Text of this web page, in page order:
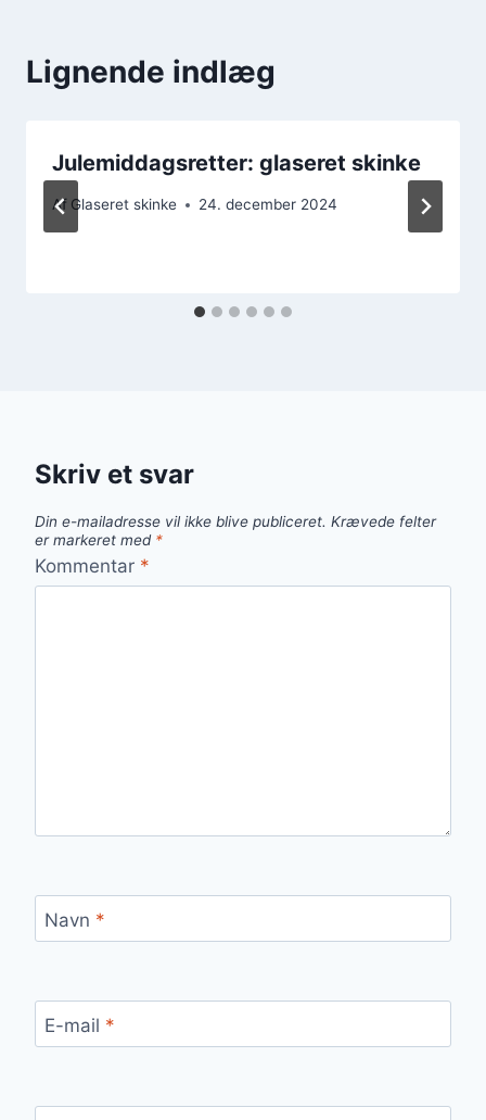
Lignende indlæg
Julemiddagsretter: glaseret skinke
Af Glaseret skinke 24. december 2024
Skriv et svar
Din e-mailadresse vil ikke blive publiceret. Krævede felter
er markeret med *
Kommentar *
Navn *
E-mail *